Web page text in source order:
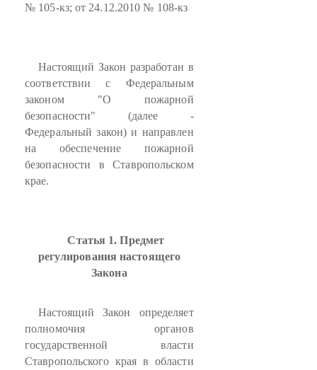
№ 105-кз; от 24.12.2010 № 108-кз
Настоящий Закон разработан в
соответствии с Федеральным
законом "О пожарной
безопасности" (далее -
Федеральный закон) и направлен
на обеспечение пожарной
безопасности в Ставропольском
крае.
Статья 1. Предмет
регулирования настоящего
Закона
Настоящий Закон определяет
полномочия органов
государственной власти
Ставропольского края в области